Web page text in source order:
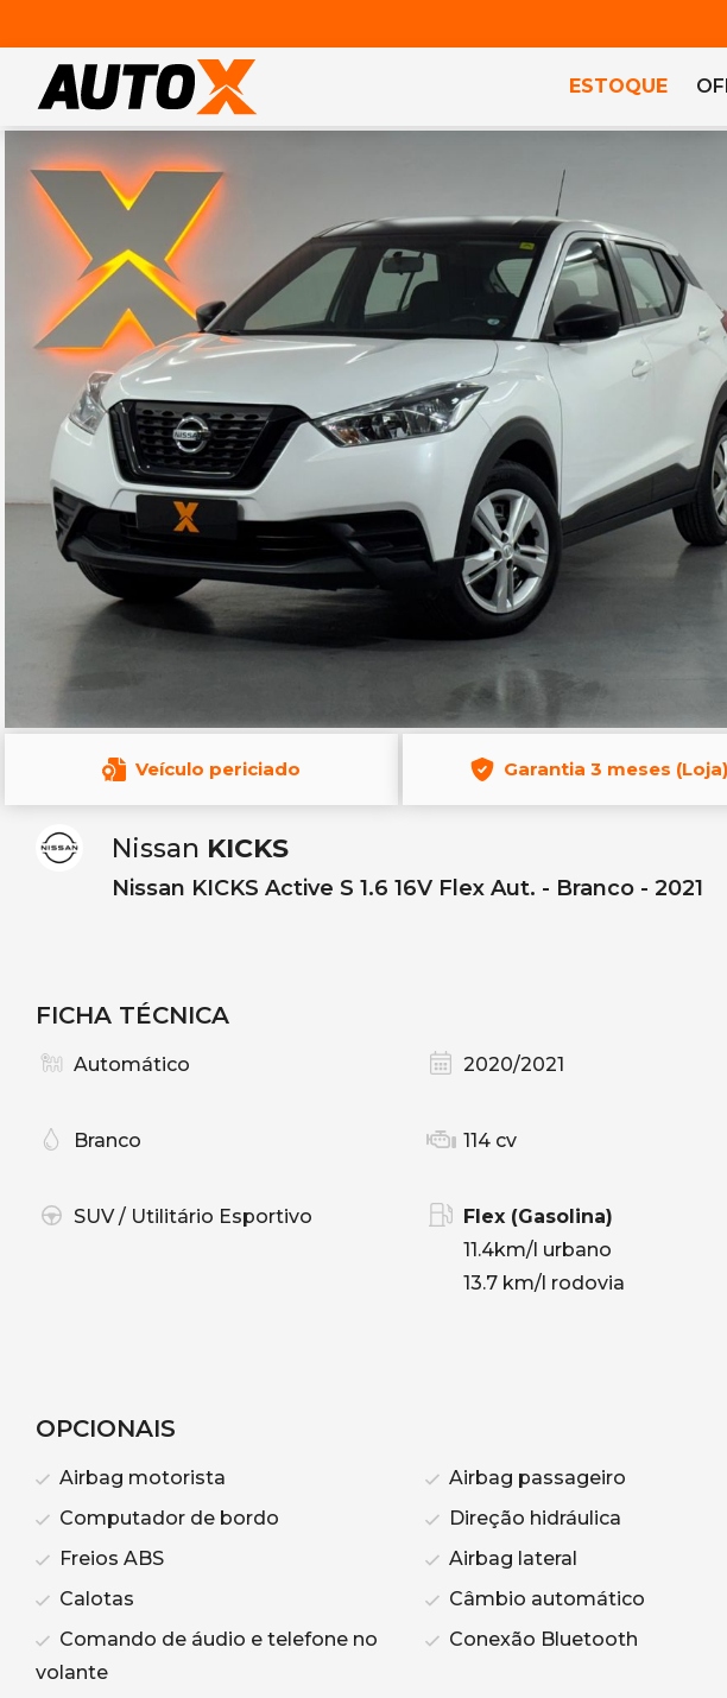
ESTOQUE
Veículo periciado Garantia 3 meses (Loja)
Nissan KICKS
Nissan KICKS Active S 1.6 16V Flex Aut. - Branco - 2021
FICHA TÉCNICA
Automático 2020/2021
Branco 114 cv
SUV / Utilitário Esportivo
Flex (Gasolina)
11.4km/l urbano
13.7 km/l rodovia
OPCIONAIS
Airbag motorista Airbag passageiro
Computador de bordo
Direção hidráulica
Freios ABS
Airbag lateral
Calotas
Câmbio automático
Comando de áudio e telefone no
volante
Conexão Bluetooth